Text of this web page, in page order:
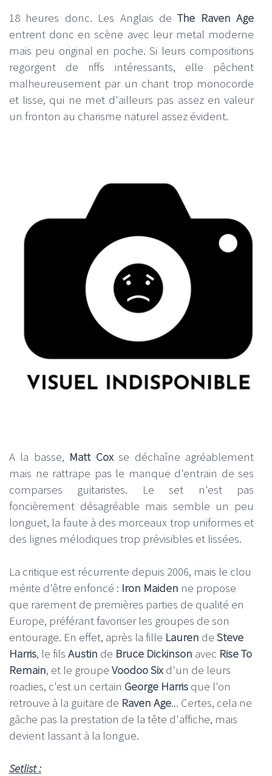
18 heures donc. Les Anglais de The Raven Age
entrent donc en scène avec leur metal moderne
mais peu original en poche. Si leurs compositions
regorgent de riffs intéressants, elle pêchent
malheureusement par un chant trop monocorde
et lisse, qui ne met d'ailleurs pas assez en valeur
un fronton au charisme naturel assez évident.
A la basse, Matt Coxse déchaîne agréablement
mais ne rattrape pas le manque d'entrain de ses
comparses guitaristes. Le set n'est pas
foncièrement désagréable mais semble un peu
longuet, la faute à des morceaux trop uniformes et
des lignes mélodiques trop prévisibles et lissées.
La critique est récurrente depuis 2006, mais le clou
mérite d'être enfoncé : Iron Maiden ne propose
que rarement de premières parties de qualité en
Europe, préférant favoriser les groupes de son
entourage. En effet, après la fille Lauren de Steve
Harris, le fils Austin de Bruce Dickinson avec Rise To
Remain, et le groupe Voodoo Sixd'un de leurs
roadies, c'est un certain George Harris que l'on
retrouve à la guitare de Raven Age... Certes, cela ne
gâche pas la prestation de la tête d'affiche, mais
devient lassant à la longue.
Setlist :